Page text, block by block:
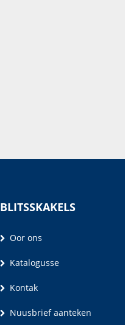
BLITSSKAKELS
Oor ons
Katalogusse
Kontak
Nuusbrief aanteken